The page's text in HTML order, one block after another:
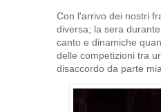
Con l'arrivo dei nostri
diversa; la sera
canto e dinamiche
delle competizioni tra
disaccordo da parte